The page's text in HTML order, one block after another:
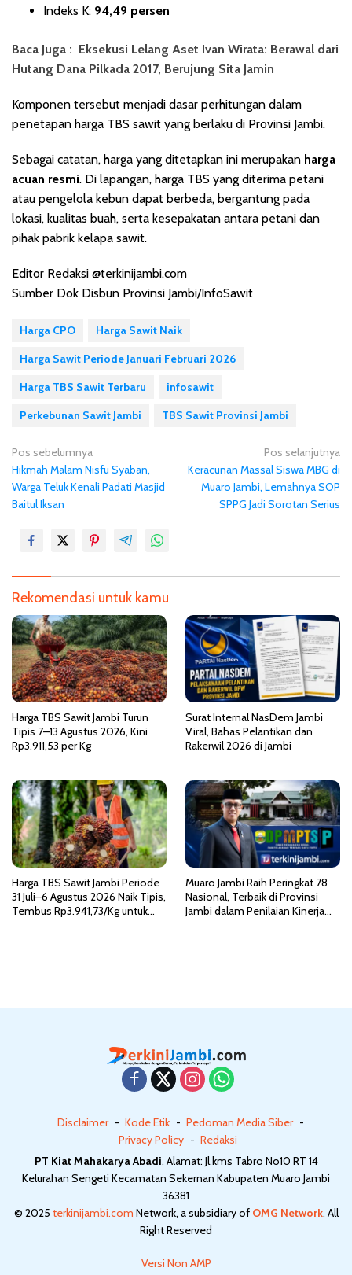
Indeks K: 94,49 persen
Baca Juga : Eksekusi Lelang Aset Ivan Wirata: Berawal dari
Hutang Dana Pilkada 2017, Berujung Sita Jamin
Komponen tersebut menjadi dasar perhitungan dalam
penetapan harga TBS sawit yang berlaku di Provinsi Jambi.
Sebagai catatan, harga yang ditetapkan ini merupakan harga
acuan resmi. Di lapangan, harga TBS yang diterima petani
atau pengelola kebun dapat berbeda, bergantung pada
lokasi, kualitas buah, serta kesepakatan antara petani dan
pihak pabrik kelapa sawit.
Editor Redaksi @terkinijambi.com
Sumber Dok Disbun Provinsi Jambi/InfoSawit
Harga CPO
Harga Sawit Naik
Harga Sawit Periode Januari Februari 2026
Harga TBS Sawit Terbaru
infosawit
Perkebunan Sawit Jambi
TBS Sawit Provinsi Jambi
N
a
v
i
p
o
s
Pos sebelumnya
Hikmah Malam Nisfu Syaban,
Warga Teluk Kenali Padati Masjid
Baitul Iksan
Pos selanjutnya
Keracunan Massal Siswa MBG di
Muaro Jambi, Lemahnya SOP
SPPG Jadi Sorotan Serius
Rekomendasi untuk kamu
Harga TBS Sawit Jambi Turun
Tipis 7–13 Agustus 2026, Kini
Rp3.911,53 per Kg
Surat Internal NasDem Jambi
Viral, Bahas Pelantikan dan
Rakerwil 2026 di Jambi
Harga TBS Sawit Jambi Periode
31 Juli–6 Agustus 2026 Naik Tipis,
Tembus Rp3.941,73/Kg untuk
Muaro Jambi Raih Peringkat 78
Nasional, Terbaik di Provinsi
Jambi dalam Penilaian Kinerja
Disclaimer Kode Etik
Pedoman Media Siber
Privacy Policy
Redaksi
PT Kiat Mahakarya Abadi, Alamat: Jl.kms Tabro No10 RT 14
Kelurahan Sengeti Kecamatan Sekernan Kabupaten Muaro Jambi
36381
© 2025 terkinijambi.com Network, a subsidiary of OMG Network. All
Right Reserved
Versi Non AMP